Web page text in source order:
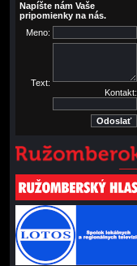
Napíšte nám Vaše
pripomienky na nás.
Meno:
Text:
Kontakt: